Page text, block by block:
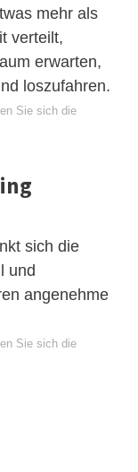
mehr als
verteilt,
erwarten,
loszufahren.
Sie sich die
sich die
und
angenehme
Sie sich die